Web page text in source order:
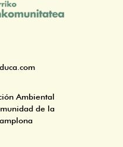
Ambiental
de la